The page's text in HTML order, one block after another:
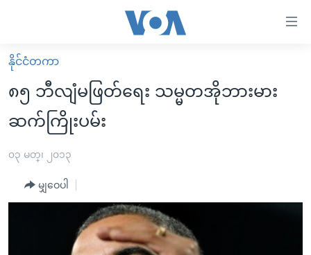
လွယ်ကူ
စေ
များ
အကြောင်းအရာ
မူလစာမျက်နှာ
မြန်မာ
ကမ္ဘာ့သတင်းများ
အစ္စရေး-ပါလက်စတိုင်း
ရပ်ဝန်းတခု လမ်းတခု အလွန်
အင်္ဂလိပ်စာလေ့လာမယ်
အမေရိကန်သုံးအီဒီယံ
အပတ်စဉ်ကဏ္ဍများ
နိုင်ငံတကာ
၈၅ ဘီလျံမဖြတ်ရေး သမ္မတအိုဘားမား
ဆက်ကြိုးပမ်း
၀၃ မတ္၊ ၂၀၁၃
မျှဝေပါ